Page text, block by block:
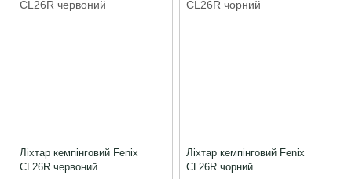
Ліхтар кемпінговий Fenix
CL26R червоний
Ліхтар кемпінговий Fenix
CL26R чорний